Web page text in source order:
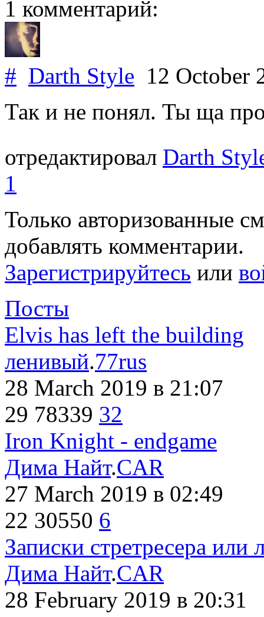
1 комментарий:
# Darth Style 12 October
Так и не понял. Ты ща
отредактировал Darth
1
Только авторизованные
добавлять комментарии.
Зарегистрируйтесь или
Посты
Elvis has left the building
ленивый.77rus
28 March 2019 в 21:07
29 78339 32
Iron Knight - endgame
Дима Найт.CAR
27 March 2019 в 02:49
22 30550 6
Записки стретресера или
Дима Найт.CAR
28 February 2019 в 20:31